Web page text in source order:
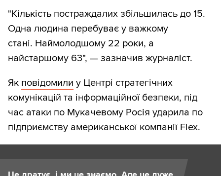
"Кількість постраждалих збільшилась до 15.
Одна людина перебуває у важкому
стані. Наймолодшому 22 роки, а
найстаршому 63", — зазначив журналіст.
Як повідомили у Центрі стратегічних
комунікацій та інформаційної безпеки, під
час атаки по Мукачевому Росія ударила по
підприємству американської компанії Flex.